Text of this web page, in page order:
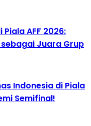
AFF 2026:
Juara Grup
Indonesia di Piala
Semifinal!